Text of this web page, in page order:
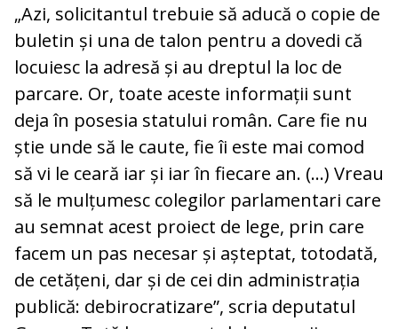
„Azi, solicitantul trebuie să aducă o copie de
buletin și una de talon pentru a dovedi că
locuiesc la adresă și au dreptul la loc de
parcare. Or, toate aceste informații sunt
deja în posesia statului român. Care fie nu
știe unde să le caute, fie îi este mai comod
să vi le ceară iar și iar în fiecare an. (...) Vreau
să le mulțumesc colegilor parlamentari care
au semnat acest proiect de lege, prin care
facem un pas necesar și așteptat, totodată,
de cetățeni, dar și de cei din administrația
publică: debirocratizare”, scria deputatul